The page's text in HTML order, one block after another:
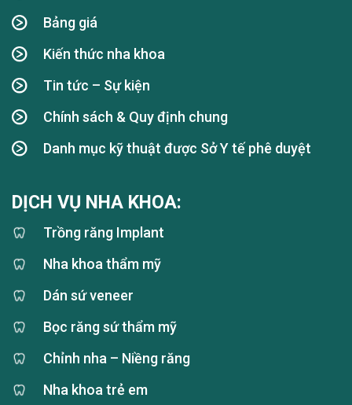
Bảng giá
Kiến thức nha khoa
Tin tức – Sự kiện
Chính sách & Quy định chung
Danh mục kỹ thuật được Sở Y tế phê duyệt
DỊCH VỤ NHA KHOA:
Trồng răng Implant
Nha khoa thẩm mỹ
Dán sứ veneer
Bọc răng sứ thẩm mỹ
Chỉnh nha – Niềng răng
Nha khoa trẻ em